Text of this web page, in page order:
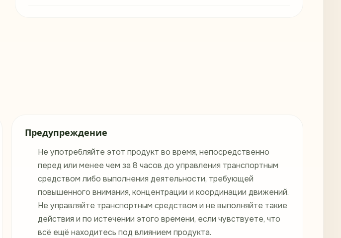
Предупреждение
Не употребляйте этот продукт во время, непосредственно
перед или менее чем за 8 часов до управления транспортным
средством либо выполнения деятельности, требующей
повышенного внимания, концентрации и координации движений.
Не управляйте транспортным средством и не выполняйте такие
действия и по истечении этого времени, если чувствуете, что
всё ещё находитесь под влиянием продукта.